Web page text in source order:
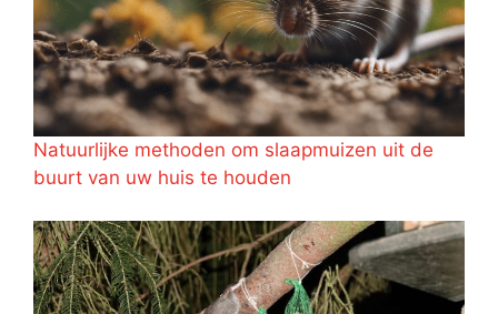
Natuurlijke methoden om slaapmuizen uit de
buurt van uw huis te houden